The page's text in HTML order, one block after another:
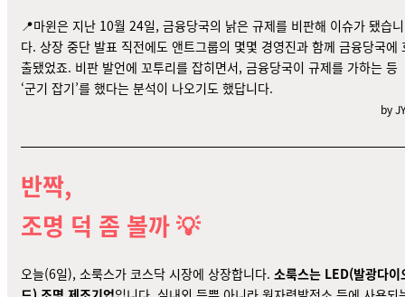
📍마윈은 지난 10월 24일, 금융당국의 낡은 규제를 비판해 이슈가 됐습니
다. 상장 중단 발표 직전에도 앤트그룹의 몇몇 경영진과 함께 금융당국에
출됐었죠. 비판 발언에 꼬투리를 잡히면서, 금융당국이 규제를 가하는 등
‘군기 잡기’를 했다는 분석이 나오기도 했답니다.
by
반짝,
조명 덕 좀 볼까 💡
오늘(6일), 소룩스가 코스닥 시장에 상장합니다. 소룩스는 LED(발광다이